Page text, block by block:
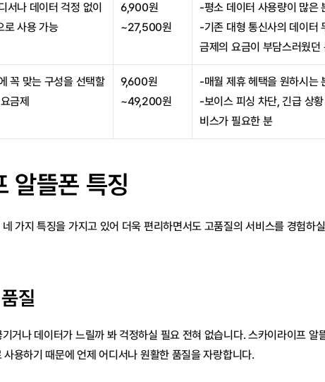
서나 데이터 걱정 없이
로 사용 가능
6,900원
~27,500원
-평소 데이터 사용량이 많은
-기존 대형 통신사의 데이터
금제의 요금이 부담스러웠던
꼭 맞는 구성을 선택할
금제
9,600원
~49,200원
-매월 제휴 헤택을 원하시는
-보이스 피싱 차단, 긴급 상
비스가 필요한 분
알뜰폰 특징
가지 특징을 가지고 있어 더욱 편리하면서도 고품질의 서비스를 경험하
질
거나 데이터가 느릴까 봐 걱정하실 필요 전혀 없습니다. 스카이라이프 알
용하기 때문에 언제 어디서나 원활한 품질을 자랑합니다.